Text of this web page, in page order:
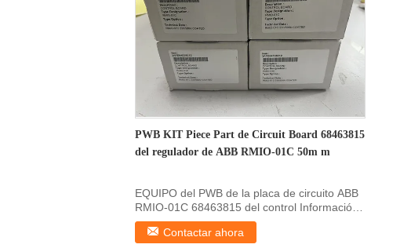
PWB KIT Piece Part de Circuit Board 68463815
del regulador de ABB RMIO-01C 50m m
EQUIPO del PWB de la placa de circuito ABB
RMIO-01C 68463815 del control Información
general ...
Contactar ahora